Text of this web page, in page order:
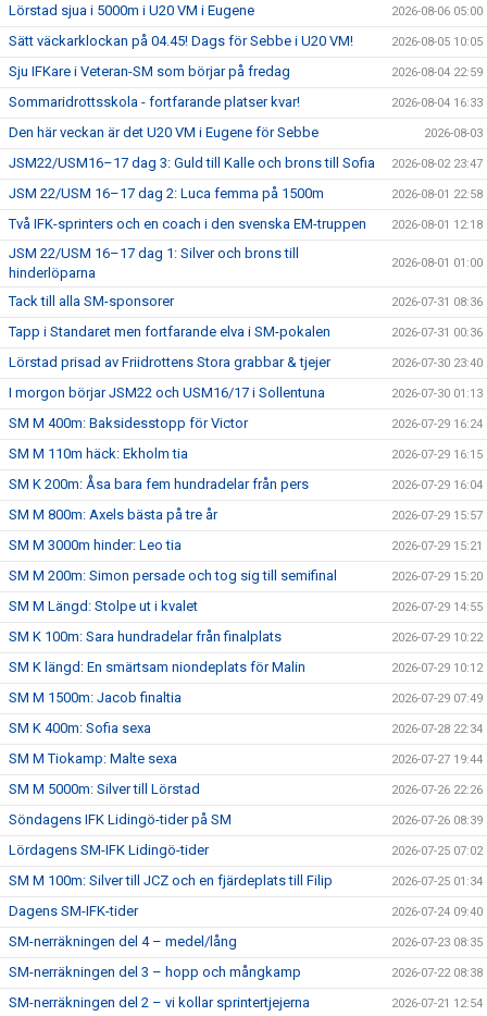
Lörstad sjua i 5000m i U20 VM i Eugene 2026-08-06 05:00
Sätt väckarklockan på 04.45! Dags för Sebbe i U20 VM! 2026-08-05 10:05
Sju IFKare i Veteran-SM som börjar på fredag 2026-08-04 22:59
Sommaridrottsskola - fortfarande platser kvar! 2026-08-04 16:33
Den här veckan är det U20 VM i Eugene för Sebbe 2026-08-03
JSM22/USM16–17 dag 3: Guld till Kalle och brons till Sofia 2026-08-02 23:47
JSM 22/USM 16–17 dag 2: Luca femma på 1500m 2026-08-01 22:58
Två IFK-sprinters och en coach i den svenska EM-truppen 2026-08-01 12:18
JSM 22/USM 16–17 dag 1: Silver och brons till
hinderlöparna
2026-08-01 01:00
Tack till alla SM-sponsorer 2026-07-31 08:36
Tapp i Standaret men fortfarande elva i SM-pokalen 2026-07-31 00:36
Lörstad prisad av Friidrottens Stora grabbar & tjejer 2026-07-30 23:40
I morgon börjar JSM22 och USM16/17 i Sollentuna 2026-07-30 01:13
SM M 400m: Baksidesstopp för Victor 2026-07-29 16:24
SM M 110m häck: Ekholm tia 2026-07-29 16:15
SM K 200m: Åsa bara fem hundradelar från pers 2026-07-29 16:04
SM M 800m: Axels bästa på tre år 2026-07-29 15:57
SM M 3000m hinder: Leo tia 2026-07-29 15:21
SM M 200m: Simon persade och tog sig till semifinal 2026-07-29 15:20
SM M Längd: Stolpe ut i kvalet 2026-07-29 14:55
SM K 100m: Sara hundradelar från finalplats 2026-07-29 10:22
SM K längd: En smärtsam niondeplats för Malin 2026-07-29 10:12
SM M 1500m: Jacob finaltia 2026-07-29 07:49
SM K 400m: Sofia sexa 2026-07-28 22:34
SM M Tiokamp: Malte sexa 2026-07-27 19:44
SM M 5000m: Silver till Lörstad 2026-07-26 22:26
Söndagens IFK Lidingö-tider på SM 2026-07-26 08:39
Lördagens SM-IFK Lidingö-tider 2026-07-25 07:02
SM M 100m: Silver till JCZ och en fjärdeplats till Filip 2026-07-25 01:34
Dagens SM-IFK-tider 2026-07-24 09:40
SM-nerräkningen del 4 – medel/lång 2026-07-23 08:35
SM-nerräkningen del 3 – hopp och mångkamp 2026-07-22 08:38
SM-nerräkningen del 2 – vi kollar sprintertjejerna 2026-07-21 12:54